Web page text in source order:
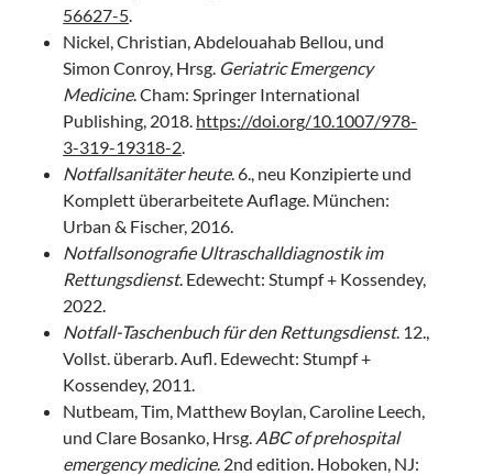
56627-5.
Nickel, Christian, Abdelouahab Bellou, und
Simon Conroy, Hrsg. Geriatric Emergency
Medicine. Cham: Springer International
Publishing, 2018. https://doi.org/10.1007/978-
3-319-19318-2.
Notfallsanitäter heute. 6., neu Konzipierte und
Komplett überarbeitete Auflage. München:
Urban & Fischer, 2016.
Notfallsonografie Ultraschalldiagnostik im
Rettungsdienst. Edewecht: Stumpf + Kossendey,
2022.
Notfall-Taschenbuch für den Rettungsdienst. 12.,
Vollst. überarb. Aufl. Edewecht: Stumpf +
Kossendey, 2011.
Nutbeam, Tim, Matthew Boylan, Caroline Leech,
und Clare Bosanko, Hrsg. ABC of prehospital
emergency medicine. 2nd edition. Hoboken, NJ: